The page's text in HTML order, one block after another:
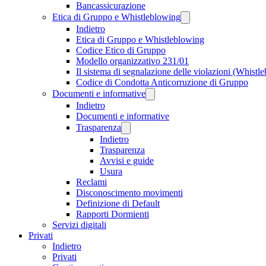
Bancassicurazione
Etica di Gruppo e Whistleblowing
Indietro
Etica di Gruppo e Whistleblowing
Codice Etico di Gruppo
Modello organizzativo 231/01
Il sistema di segnalazione delle violazioni
Codice di Condotta Anticorruzione di Gruppo
Documenti e informative
Indietro
Documenti e informative
Trasparenza
Indietro
Trasparenza
Avvisi e guide
Usura
Reclami
Disconoscimento movimenti
Definizione di Default
Rapporti Dormienti
Servizi digitali
Privati
Indietro
Privati